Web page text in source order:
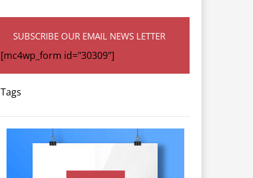
SUBSCRIBE OUR EMAIL NEWS LETTER
[mc4wp_form id="30309"]
Tags